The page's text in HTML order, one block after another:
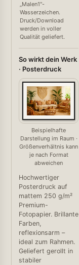
„Malen1"-
Wasserzeichen.
Druck/Download
werden in voller
Qualität geliefert.
So wirkt dein Werk
· Posterdruck
Beispielhafte
Darstellung im Raum ·
Größenverhältnis kann
je nach Format
abweichen
Hochwertiger
Posterdruck auf
mattem 250 g/m²
Premium-
Fotopapier. Brillante
Farben,
reflexionsarm –
ideal zum Rahmen.
Geliefert gerollt in
stabiler